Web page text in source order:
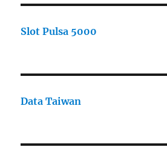
Slot Pulsa 5000
Data Taiwan